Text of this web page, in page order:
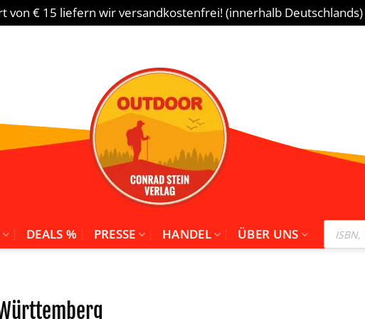
von € 15 liefern wir versandkostenfrei! (innerhalb Deutschlands)
DEALS % PRESSE HANDEL ÜBER UNS
Products
search